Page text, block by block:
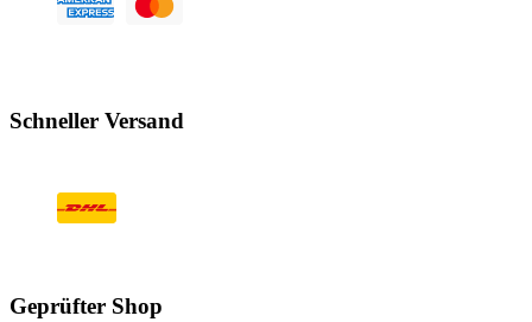
Schneller Versand
Geprüfter Shop